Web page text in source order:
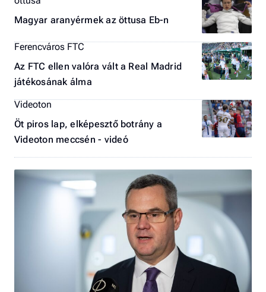
Magyar aranyérmek az öttusa Eb-n
Ferencváros FTC
Az FTC ellen valóra vált a Real Madrid
játékosának álma
Videoton
Öt piros lap, elképesztő botrány a
Videoton meccsén - videó